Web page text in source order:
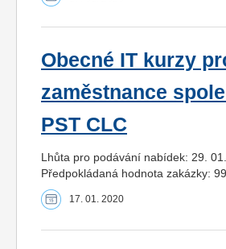
Obecné IT kurzy
zaměstnance
PST CLC
Lhůta pro podávání nabídek: 29.
Předpokládaná hodnota zakázky:
17. 01. 2020